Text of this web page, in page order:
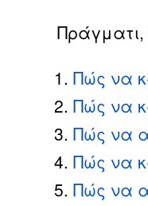
Πώς να
Πώς να
Πώς να
Πώς να
Πώς να